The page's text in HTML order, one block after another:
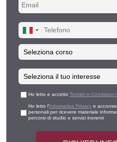
Ho letto e accetto Termini e Condizioni
Ho letto l'Informativa Privacye
personali per ricevere materiale
percorsi di studio e servizi inerenti